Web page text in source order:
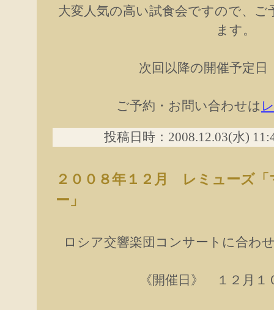
大変人気の高い試食会ですので、
ます。
次回以降の開催予定
ご予約・お問い合わせは
投稿日時：2008.12.03(水)
２００８年１２月 レミューズ
ー」
ロシア交響楽団コンサートに合わ
《開催日》 １２月１